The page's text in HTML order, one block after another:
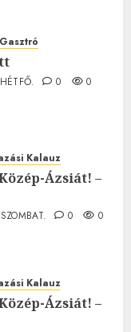
Gasztró
0 0
Kalauz
Ázsiát! –
0 0
Kalauz
Ázsiát! –